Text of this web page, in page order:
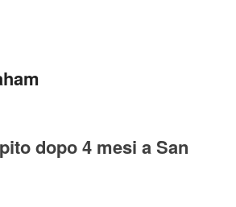
dopo 4 mesi a San